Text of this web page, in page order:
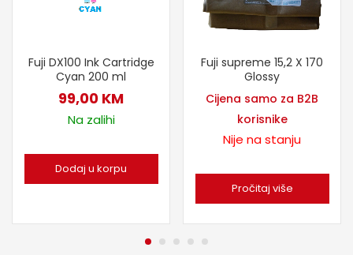
Fuji DX100 Ink Cartridge
Cyan 200 ml
99,00 KM
Na zalihi
Dodaj u korpu
Fuji supreme 15,2 X 170
Glossy
Cijena samo za B2B
korisnike
Nije na stanju
Pročitaj više